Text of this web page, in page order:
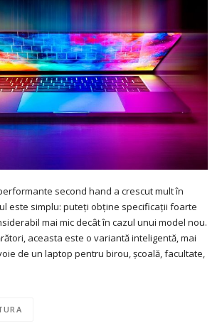
second hand a crescut mult în
este simplu: puteți obține specificații foarte
mai mic decât în cazul unui model nou.
aceasta este o variantă inteligentă, mai
de un laptop pentru birou, școală, facultate,